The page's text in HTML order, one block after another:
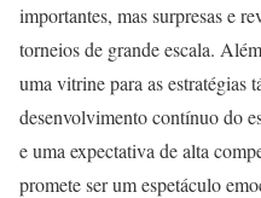
importantes, mas surpresas e
torneios de grande escala.
uma vitrine para as estratégias
desenvolvimento contínuo do
e uma expectativa de alta
promete ser um espetáculo